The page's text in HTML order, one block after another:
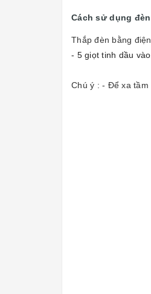
Cách sử dụng
Thắp đèn bằng
- 5giọt tinh dầu
Chú ý : - Để xa tầm